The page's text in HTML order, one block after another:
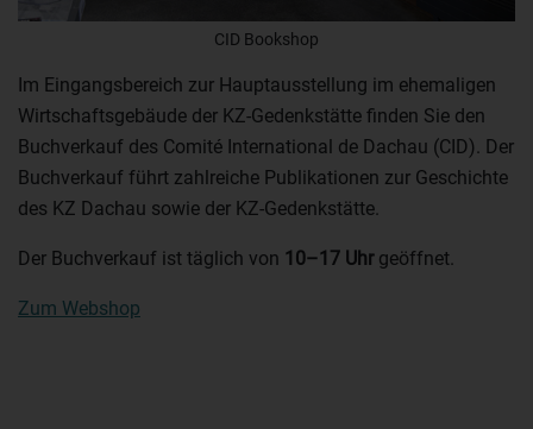
CID Bookshop
Im Eingangsbereich zur Hauptausstellung im ehemaligen
Wirtschaftsgebäude der KZ-Gedenkstätte finden Sie den
Buchverkauf des Comité International de Dachau (CID). Der
Buchverkauf führt zahlreiche Publikationen zur Geschichte
des KZ Dachau sowie der KZ-Gedenkstätte.
Der Buchverkauf ist täglich von 10–17 Uhrgeöffnet.
Zum Webshop